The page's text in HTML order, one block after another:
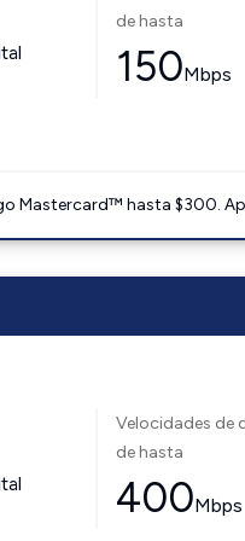
de hasta
150Mbps
Mastercard™ hasta $300.
Velocidades de
de hasta
400Mbps